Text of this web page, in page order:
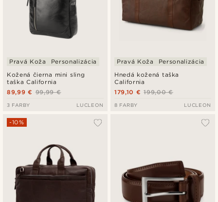
Kožená čierna mini sling
taška California
Pravá Koža Personalizácia
99,99 €
89,99 €
3 FARBY LUCLEON
Hnedá kožená taška
California
Pravá Koža Personalizácia
199,00 €
179,10 €
8 FARBY LUCLEON
-10%